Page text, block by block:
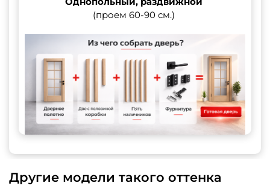
(проем 60-90 см.)
Другие модели такого оттенка